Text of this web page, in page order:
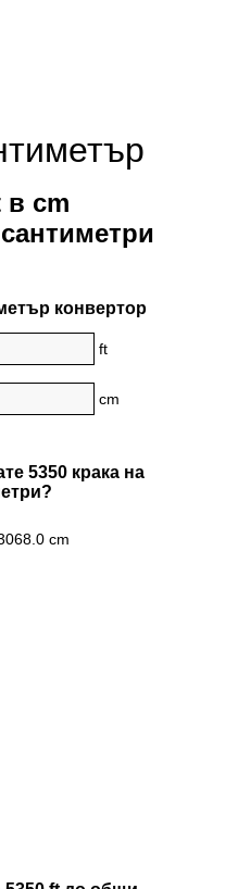
в cm
конвертор
ft
cm
5350 крака на
cm